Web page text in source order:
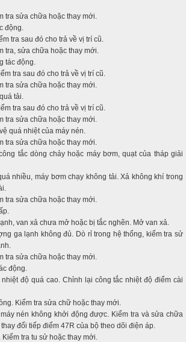
tra sửa chữa hoặc thay mới.
động.
tra sau đó cho trả về vị trí cũ.
tra, sửa chữa hoặc thay mới.
tác động.
tra sau đó cho trả về vị trí cũ.
tra sửa chữa hoặc thay mới.
tải.
tra sau đó cho trả về vị trí cũ.
tra sửa chữa hoặc thay mới.
quá nhiệt của máy nén.
tra sửa chữa hoặc thay mới.
tắc dòng chảy hoặc máy bơm, quạt của tháp giải
nhiều, máy bơm chạy không tải. Xả không khí trong
tra sửa chữa hoặc thay mới.
van xả chưa mở hoặc bị tắc nghẽn. Mở van xả.
ga lạnh không đủ. Dò rỉ trong hệ thống, kiểm tra sử
tra sửa chữa hoặc thay mới.
động.
độ quá cao. Chỉnh lại công tắc nhiệt độ điểm cài
Kiểm tra sửa chữ hoặc thay mới.
nén không khởi động được. Kiểm tra và sửa chữa
đổi tiếp điểm 47R của bộ theo dõi điện áp.
tra tu sử hoặc thay mới.